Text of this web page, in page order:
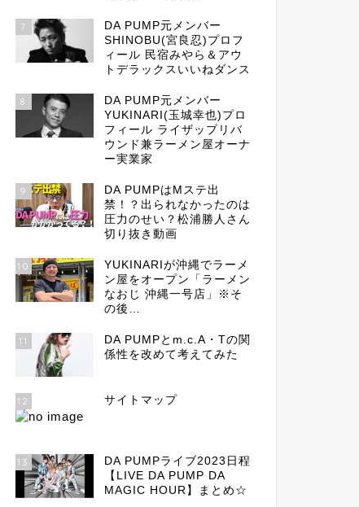
7
DA PUMP元メンバー
SHINOBU(宮良忍)プロフ
ィール 民宿みやら＆アウ
トデラックスいいねダンス
8
DA PUMP元メンバー
YUKINARI(玉城幸也)プロ
フィール ライザップリバ
ウンド兼ラーメン屋オーナ
ー実業家
9
DA PUMPはMステ出
禁！？出られなかったのは
圧力のせい？松浦勝人さん
切り抜き動画
10
YUKINARIが沖縄でラーメ
ン屋をオープン「ラーメン
なおじ 沖縄一号店」※そ
の後…
11
DA PUMPとm.c.A・Tの関
係性を改めて考えてみた
12 サイトマップ
13
DA PUMPライブ2023日程
【LIVE DA PUMP DA
MAGIC HOUR】まとめ☆